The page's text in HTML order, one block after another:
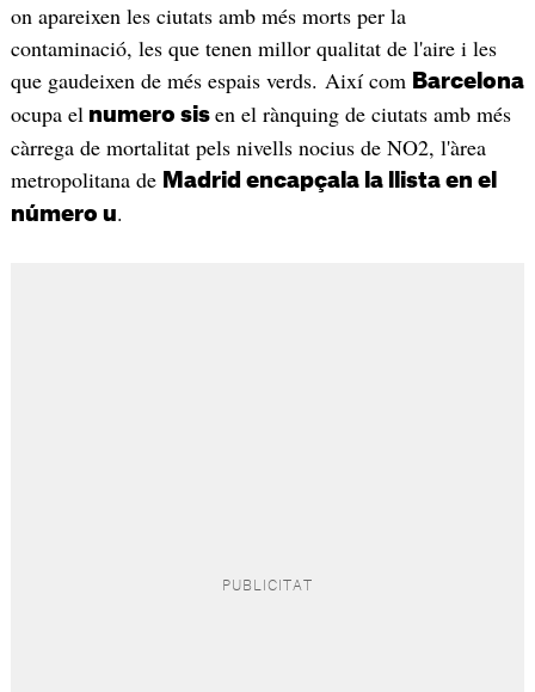
on apareixen les ciutats amb més morts per la
contaminació, les que tenen millor qualitat de l'aire i les
que gaudeixen de més espais verds. Així com Barcelona
ocupa el numero sis en el rànquing de ciutats amb més
càrrega de mortalitat pels nivells nocius de NO2, l'àrea
metropolitana de Madrid encapçala la llista en el
número u.